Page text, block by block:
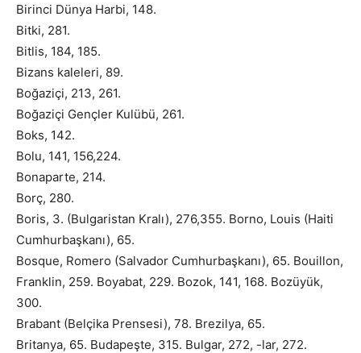
Birinci Dünya Harbi, 148.
Bitki, 281.
Bitlis, 184, 185.
Bizans kaleleri, 89.
Boğaziçi, 213, 261.
Boğaziçi Gençler Kulübü, 261.
Boks, 142.
Bolu, 141, 156,224.
Bonaparte, 214.
Borç, 280.
Boris, 3. (Bulgaristan Kralı), 276,355. Borno, Louis (Haiti
Cumhurbaşkanı), 65.
Bosque, Romero (Salvador Cumhurbaşkanı), 65. Bouillon,
Franklin, 259. Boyabat, 229. Bozok, 141, 168. Bozüyük,
300.
Brabant (Belçika Prensesi), 78. Brezilya, 65.
Britanya, 65. Budapeşte, 315. Bulgar, 272, -lar, 272.